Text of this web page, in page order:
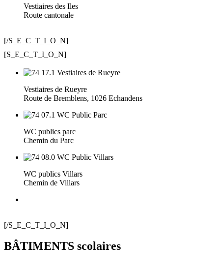
Vestiaires des Iles
Route cantonale
[/S_E_C_T_I_O_N]
[S_E_C_T_I_O_N]
Vestiaires de Rueyre
Route de Bremblens, 1026 Echandens
WC publics parc
Chemin du Parc
WC publics Villars
Chemin de Villars
[/S_E_C_T_I_O_N]
BÂTIMENTS scolaires